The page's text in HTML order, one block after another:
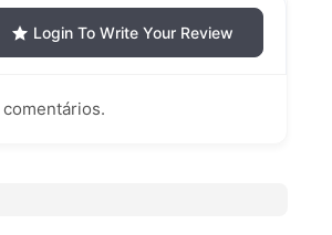
Login To Write Your Review